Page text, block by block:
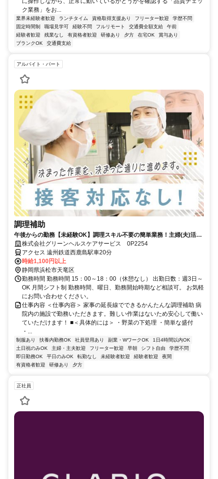
ク業務」をお...
業界未経験者歓迎 ランチタイム 資格取得支援あり フリーター歓迎
学歴不問
固定時間制
職場見学可 経験不問 フルリモート 交通費全額支給
午前
経験者歓迎
残業なし 有資格者歓迎 研修あり 夕方 在宅OK
賞与あり
ブランクOK
交通費支給
アルバイト・パート
調理補助
午後からの勤務【未経験OK】調理スキル不要の簡単業務！主婦(夫)活躍
中/割引あり
株式会社グリーンヘルスケアサービス 0P2254
アクセス 遠州鉄道西鹿島駅車20分
時給1,100円以上
静岡県浜松市天竜区
勤務時間 勤務時間 15：00～18：00（休憩なし） 出勤日数：週3日～
OK 月間シフト制 勤務時間、曜日、勤務開始時期など相談可。 お気軽
にお問い合わせください。
仕事内容 ＜仕事内容＞ 家事の延長線でできるかんたんな調理補助 病
院内の施設で勤務いただきます。難しい作業はないため安心して働い
ていただけます！ ■＜具体的には＞ ・野菜の下処理 ・簡単な盛付
・...
制服あり 扶養内勤務OK 社員登用あり 副業・WワークOK
1日4時間以内OK
土日祝のみOK
主婦・主夫歓迎 フリーター歓迎 早朝 シフト自由
学歴不問
即日勤務OK
平日のみOK 転勤なし 未経験者歓迎 経験者歓迎
夜間
有資格者歓迎
研修あり 夕方
正社員